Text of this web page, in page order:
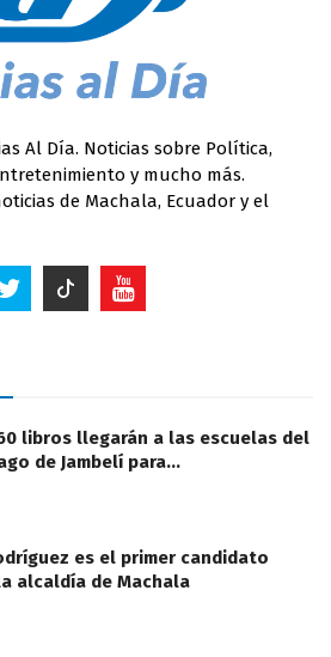
Al Día. Noticias sobre Política,
y mucho más.
de Machala, Ecuador y el
libros llegarán a las escuelas del
de Jambelí para…
es el primer candidato
alcaldía de Machala